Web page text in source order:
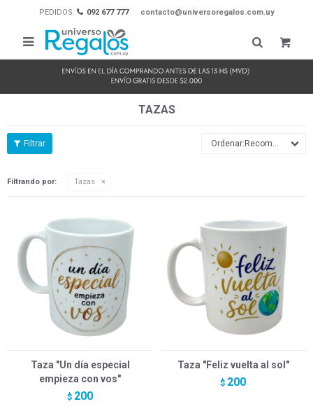
PEDIDOS: 092 677 777 contacto@universoregalos.com.uy

TAZAS
Recomendados
Filtrando por: Tazas
Taza "Un día especial
empieza con vos"
$ 200
Taza "Feliz vuelta al sol"
$ 200